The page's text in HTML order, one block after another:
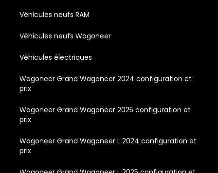
Véhicules neufs RAM
Véhicules neufs Wagoneer
Véhicules électriques
Wagoneer Grand Wagoneer 2024 configuration et
prix
Wagoneer Grand Wagoneer 2025 configuration et
prix
Wagoneer Grand Wagoneer L 2024 configuration et
prix